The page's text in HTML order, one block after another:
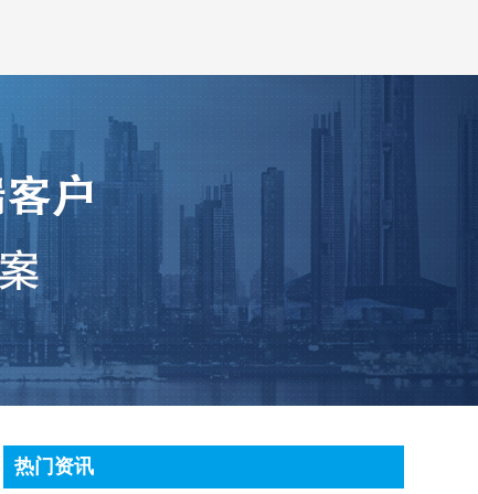
热门资讯
顶尖条码秤常见故障处理方法有哪些?